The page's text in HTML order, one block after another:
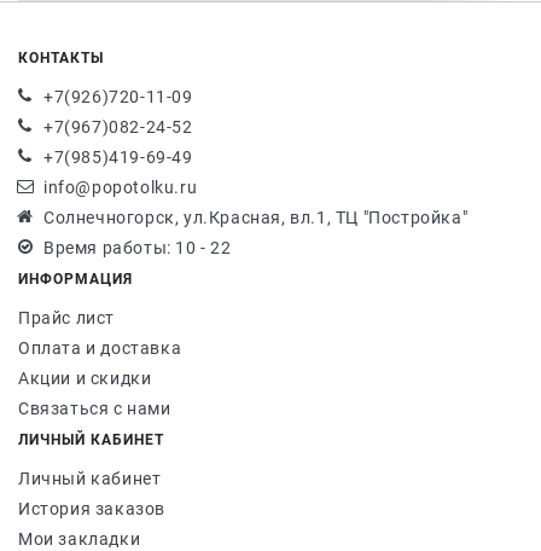
КОНТАКТЫ
+7(926)720-11-09
+7(967)082-24-52
+7(985)419-69-49
info@popotolku.ru
Солнечногорск, ул.Красная, вл.1, ТЦ "Постройка"
Время работы: 10 - 22
ИНФОРМАЦИЯ
Прайс лист
Оплата и доставка
Акции и скидки
Связаться с нами
ЛИЧНЫЙ КАБИНЕТ
Личный кабинет
История заказов
Мои закладки